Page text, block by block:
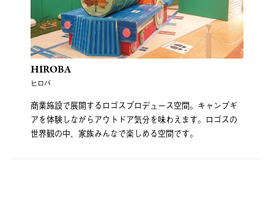
HIROBA
ヒロバ
商業施設で展開するロゴスプロデュース空間。キャンプギ
アを体験しながらアウトドア気分を味わえます。ロゴスの
世界観の中、家族みんなで楽しめる空間です。